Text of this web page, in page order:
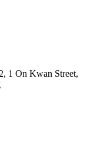
1 On Kwan Street,